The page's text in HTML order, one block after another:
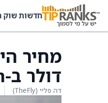
חדשות שוק
דולר ב-Guggenheim
דה פליי (TheFly)